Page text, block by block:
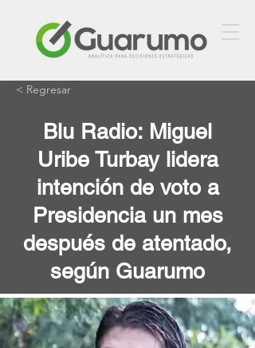
< Regresar
Blu Radio: Miguel
Uribe Turbay lidera
intención de voto a
Presidencia un mes
después de atentado,
según Guarumo